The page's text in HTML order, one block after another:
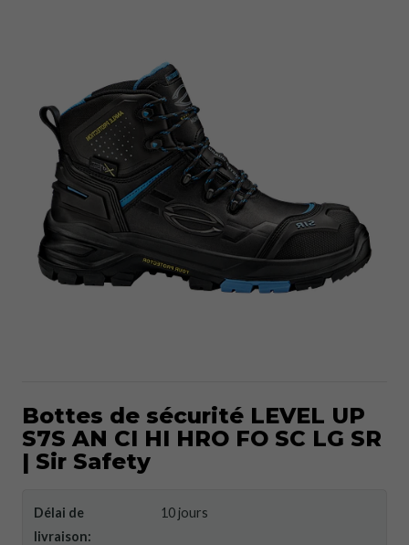
Bottes de sécurité LEVEL UP
S7S AN CI HI HRO FO SC LG SR
| Sir Safety
Délai de
livraison:
10 jours